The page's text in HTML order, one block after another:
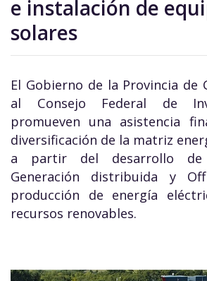
e instalación de
solares
El Gobierno de la Provincia de
al Consejo Federal de
promueven una asistencia
diversificación de la matriz
a partir del desarrollo de
Generación distribuida y
producción de energía
recursos renovables.